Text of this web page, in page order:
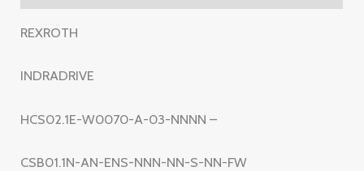
NNN-
S-
FW
REXROTH
INDRADRIVE
HCS02.1E-W0070-A-03-NNNN –
CSB01.1N-AN-ENS-NNN-NN-S-NN-FW